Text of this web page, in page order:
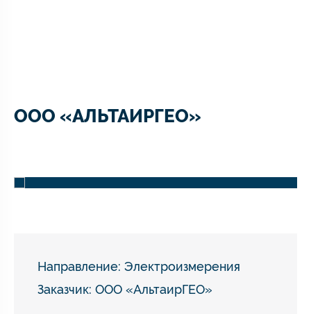
ООО «АЛЬТАИРГЕО»
Направление: Электроизмерения
Заказчик: ООО «АльтаирГЕО»